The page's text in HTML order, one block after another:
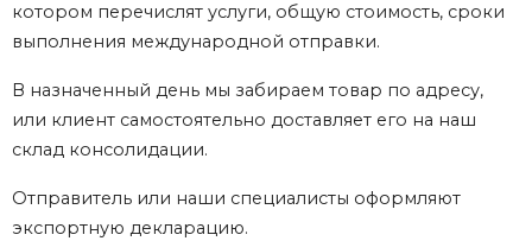
котором перечислят услуги, общую стоимость, сроки
выполнения международной отправки.
В назначенный день мы забираем товар по адресу,
или клиент самостоятельно доставляет его на наш
склад консолидации.
Отправитель или наши специалисты оформляют
экспортную декларацию.